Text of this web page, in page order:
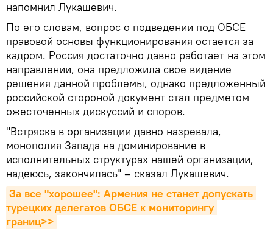
напомнил Лукашевич.
По его словам, вопрос о подведении под ОБСЕ
правовой основы функционирования остается за
кадром. Россия достаточно давно работает на этом
направлении, она предложила свое видение
решения данной проблемы, однако предложенный
российской стороной документ стал предметом
ожесточенных дискуссий и споров.
"Встряска в организации давно назревала,
монополия Запада на доминирование в
исполнительных структурах нашей организации,
надеюсь, закончилась" – сказал Лукашевич.
За все "хорошее": Армения не станет допускать
турецких делегатов ОБСЕ к мониторингу
границ>>